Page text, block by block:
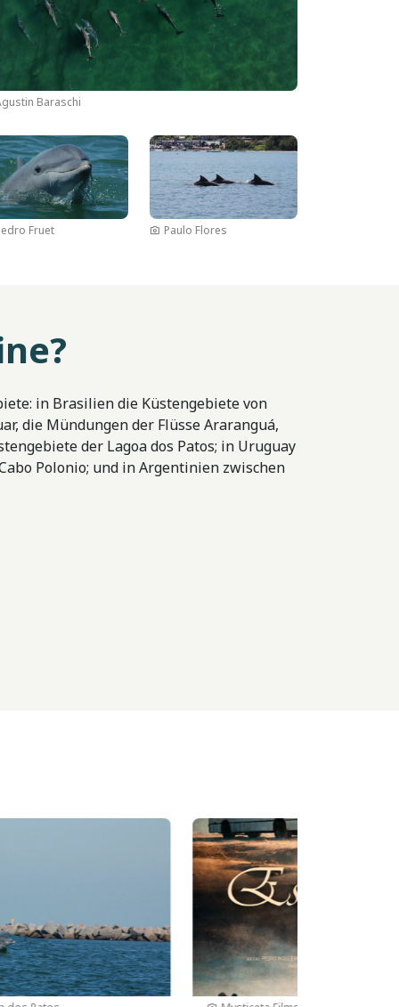
Baraschi
Fruet
Bild
Paulo Flores
in Brasilien die Küstengebiete von
die Mündungen der Flüsse Araranguá,
der Lagoa dos Patos; in Uruguay
Polonio; und in Argentinien zwischen